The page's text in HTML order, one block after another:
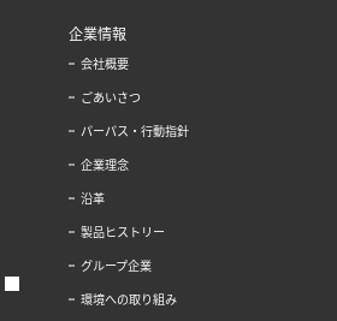
企業情報
会社概要
ごあいさつ
パーパス・行動指針
企業理念
沿革
製品ヒストリー
グループ企業
環境への取り組み